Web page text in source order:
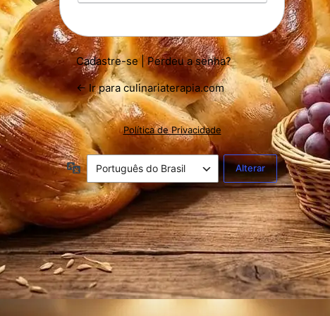
Cadastre-se|Perdeu a senha?
← Ir para culinariaterapia.com
Política de Privacidade
Idioma